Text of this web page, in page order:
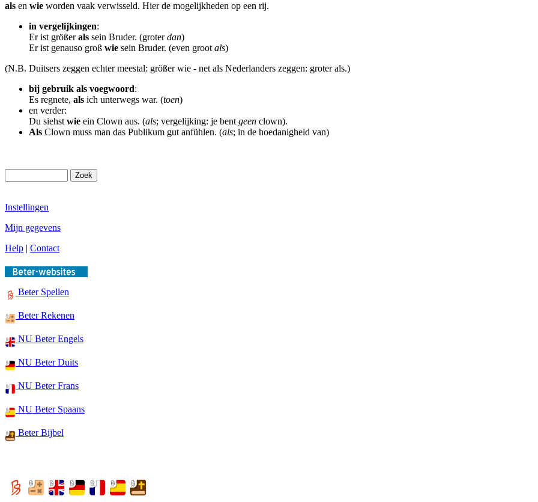
als en wie worden vaak verwisseld. Hier de mogelijkheden op een rij.
in vergelijkingen:
Er ist größerals sein Bruder. (groterdan)
Er ist genauso groß wie sein Bruder. (even groot als)
(N.B. Duitsers zeggen echter meestal: größer wie - net als Nederlanders zeggen: groter als.)
bij gebruik als voegwoord:
Es regnete, als ich unterwegs war. (toen)
en verder:
Du siehst wie ein Clown aus. (als; vergelijking: je bent geen clown).
Als Clown muss man das Publikum gut anfühlen. (als; in de hoedanigheid van)
Instellingen
Mijn gegevens
Help | Contact
Beter Spellen
Beter Rekenen
NU Beter Engels
NU Beter Duits
NU Beter Frans
NU Beter Spaans
Beter Bijbel